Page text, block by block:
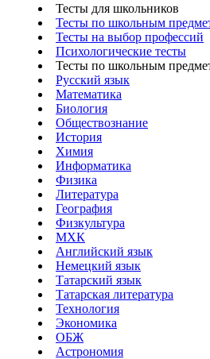
Тесты для школьников
Тесты по школьным
Тесты на выбор профессий
Психологические тесты
Тесты по школьным
Русский язык
Математика
Биология
Обществознание
История
Химия
Информатика
Физика
Литература
География
Физкультура
МХК
Английский язык
Немецкий язык
Татарский язык
Татарская литература
Технология
Экономика
ОБЖ
Астрономия